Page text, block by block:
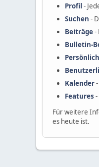
Profil -
Suchen -
Beiträge-
Bulletin-
Kalender
Features
Für weitere
es heute ist.